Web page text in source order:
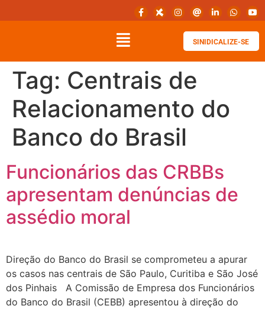
SINIDICALIZE-SE
Tag: Centrais de
Relacionamento do
Banco do Brasil
Funcionários das CRBBs
apresentam denúncias de
assédio moral
Direção do Banco do Brasil se comprometeu a apurar
os casos nas centrais de São Paulo, Curitiba e São José
dos Pinhais A Comissão de Empresa dos Funcionários
do Banco do Brasil (CEBB) apresentou à direção do